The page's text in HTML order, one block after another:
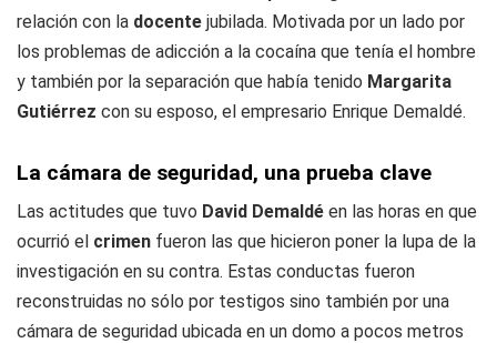
relación con la docente jubilada. Motivada por un lado por
los problemas de adicción a la cocaína que tenía el hombre
y también por la separación que había tenido Margarita
Gutiérrez con su esposo, el empresario Enrique Demaldé.
La cámara de seguridad, una prueba clave
Las actitudes que tuvo David Demaldé en las horas en que
ocurrió el crimen fueron las que hicieron poner la lupa de la
investigación en su contra. Estas conductas fueron
reconstruidas no sólo por testigos sino también por una
cámara de seguridad ubicada en un domo a pocos metros